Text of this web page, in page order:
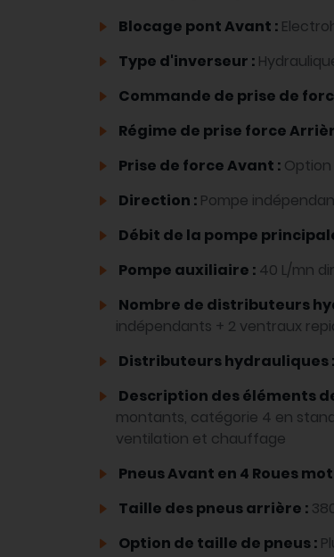
Blocage pont Avant :
Type d'inverseur :
Commande de prise de
Régime de prise force
Prise de force Avant : Option
Direction : Pompe
Débit de la pompe
Pompe auxiliaire : 40 L/mn
Nombre de distributeurs
indépendants + 2 ventraux
Distributeurs hydrauliques :
Description des éléments
montants, catégorie 4 en
ventilation et chauffage
Pneus Avant en 4 Roues
Taille des pneus arrière :
Option de taille de pneus :